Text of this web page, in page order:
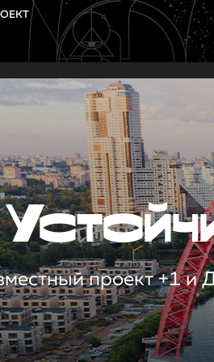
проект +1 и